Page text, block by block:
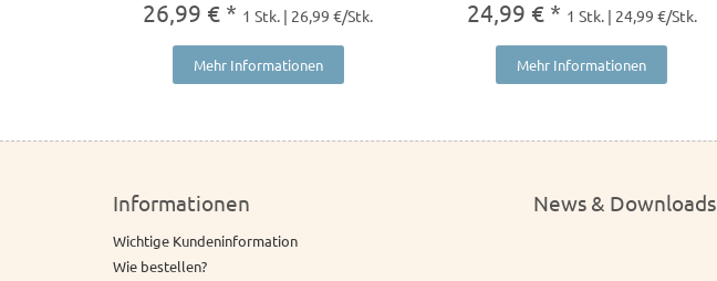
26,99 € * 1 Stk. | 26,99 €/Stk.
Mehr Informationen
24,99 € * 1 Stk. | 24,99 €/Stk.
Mehr Informationen
Informationen
Wichtige Kundeninformation
Wie bestellen?
News & Downloads